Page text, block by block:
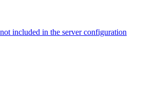
included in the server configuration